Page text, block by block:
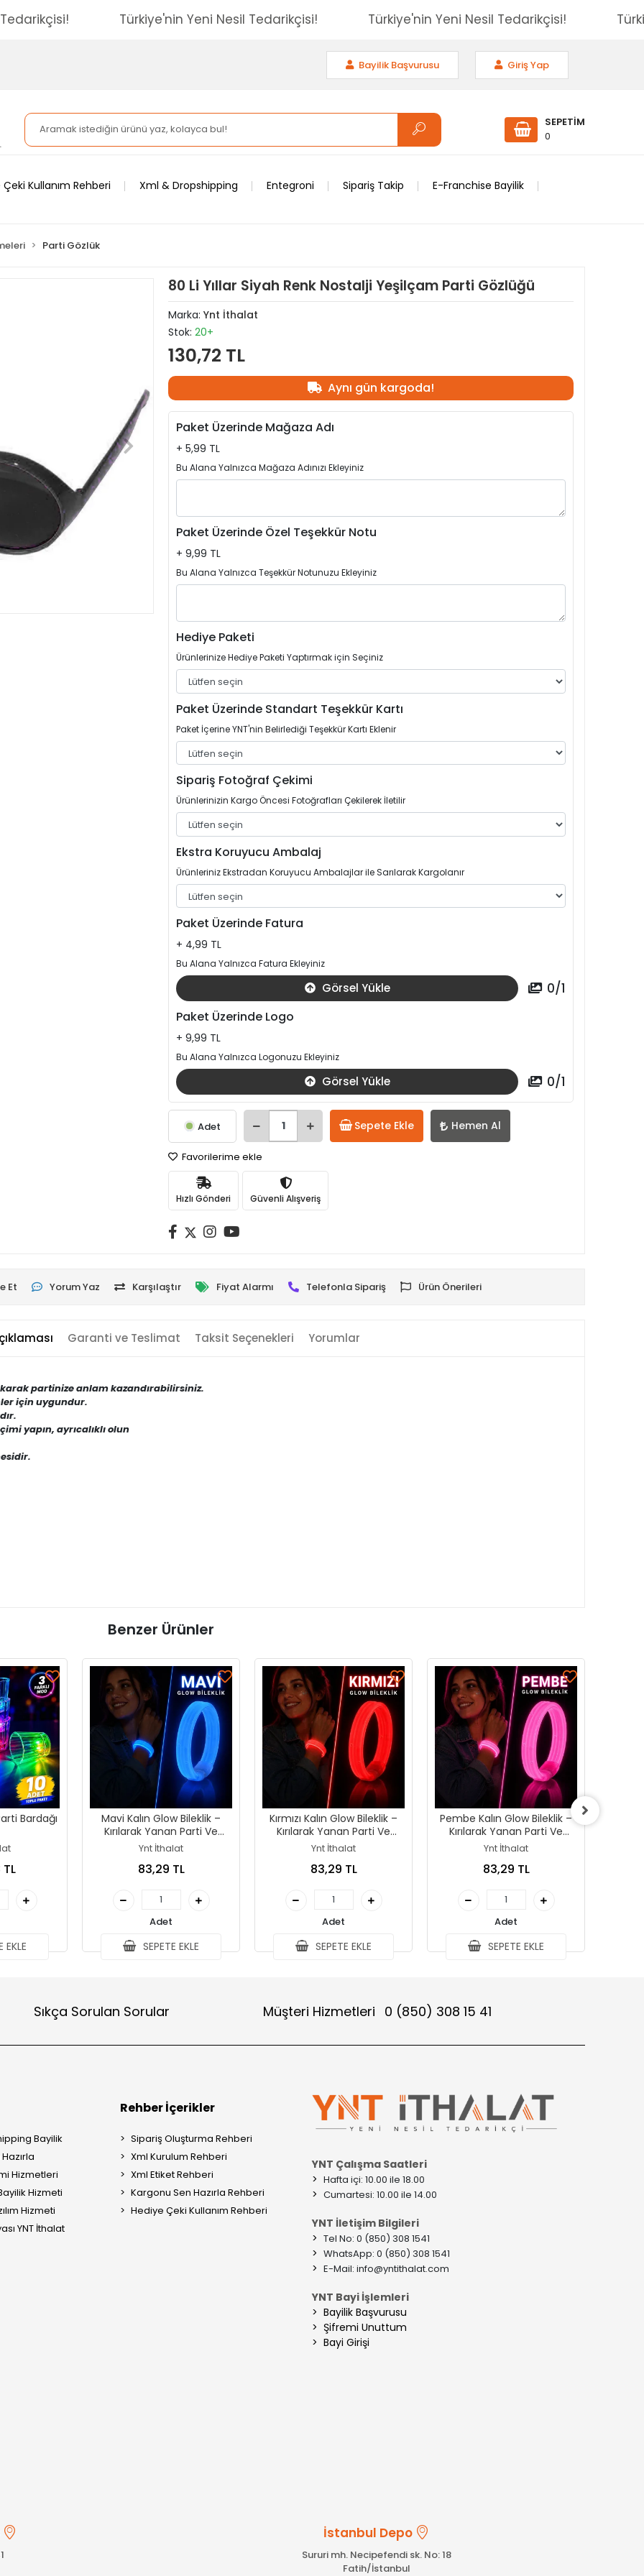
Tedarikçisi! Türkiye'nin Yeni Nesil Tedarikçisi! Türkiye'nin Yeni Nesil Tedarikçisi!
Giriş Yap
Bayilik Başvurusu
SEPETİM
0
Kullanım Rehberi Xml & Dropshipping Entegroni Sipariş Takip E-Franchise Bayilik
Parti Gözlük
80 Li Yıllar Siyah Renk Nostalji Yeşilçam Parti Gözlüğü
Marka: Ynt İthalat
Stok: 20+
130,72 TL
Aynı gün kargoda!
Paket Üzerinde Mağaza Adı
+ 5,99 TL
Bu Alana Yalnızca Mağaza Adınızı Ekleyiniz
Paket Üzerinde Özel Teşekkür Notu
+ 9,99 TL
Bu Alana Yalnızca Teşekkür Notunuzu Ekleyiniz
Hediye Paketi
Ürünlerinize Hediye Paketi Yaptırmak için Seçiniz
Paket Üzerinde Standart Teşekkür Kartı
Paket İçerine YNT'nin Belirlediği Teşekkür Kartı Eklenir
Sipariş Fotoğraf Çekimi
Ürünlerinizin Kargo Öncesi Fotoğrafları Çekilerek İletilir
Ekstra Koruyucu Ambalaj
Ürünleriniz Ekstradan Koruyucu Ambalajlar ile Sarılarak Kargolanır
Paket Üzerinde Fatura
+ 4,99 TL
Bu Alana Yalnızca Fatura Ekleyiniz
Görsel Yükle 0/1
Paket Üzerinde Logo
+ 9,99 TL
Bu Alana Yalnızca Logonuzu Ekleyiniz
Görsel Yükle 0/1
Adet Sepete Ekle Hemen Al
Favorilerime ekle
Hızlı Gönderi Güvenli Alışveriş
Et Yorum Yaz Karşılaştır Fiyat Alarmı Telefonla Sipariş Ürün Önerileri
Garanti ve Teslimat Taksit Seçenekleri Yorumlar
partinize anlam kazandırabilirsiniz.
için uygundur.
yapın, ayrıcalıklı olun
Benzer Ürünler
Bardağı
EKLE
Mavi Kalın Glow Bileklik –
Kırılarak Yanan Parti Ve
Festival Bilekliği
Ynt İthalat
83,29 TL
Adet
SEPETE EKLE
Kırmızı Kalın Glow Bileklik –
Kırılarak Yanan Parti Ve
Festival Bilekliği
Ynt İthalat
83,29 TL
Adet
SEPETE EKLE
Pembe Kalın Glow Bileklik –
Kırılarak Yanan Parti Ve
Festival Bilekliği
Ynt İthalat
83,29 TL
Adet
SEPETE EKLE
Sıkça Sorulan Sorular Müşteri Hizmetleri 0 (850) 308 15 41
Bayilik
Hizmetleri
Hizmeti
Hizmeti
YNT İthalat
Rehber İçerikler
Sipariş Oluşturma Rehberi
Xml Kurulum Rehberi
Xml Etiket Rehberi
Kargonu Sen Hazırla Rehberi
Hediye Çeki Kullanım Rehberi
YNT Çalışma Saatleri
> Hafta içi: 10.00 ile 18.00
> Cumartesi: 10.00 ile 14.00
YNT İletişim Bilgileri
> Tel No: 0 (850) 308 1541
> WhatsApp: 0 (850) 308 1541
> E-Mail: info@yntithalat.com
YNT Bayi İşlemleri
> Bayilik Başvurusu
> Şifremi Unuttum
> Bayi Girişi
İstanbul Depo
Sururi mh. Necipefendi sk. No: 18
Fatih/İstanbul